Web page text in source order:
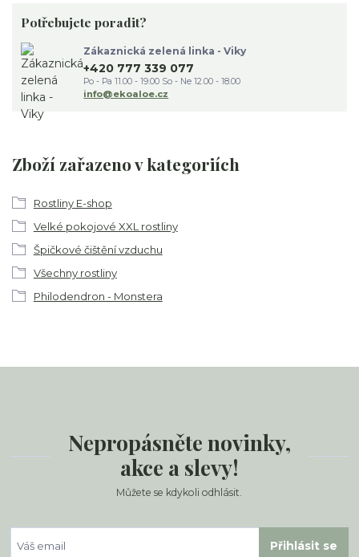
Zboží zařazeno v kategoriích
Rostliny E-shop
Velké pokojové XXL rostliny
Špičkové čištění vzduchu
Všechny rostliny
Philodendron - Monstera
Potřebujete poradit?
Zákaznická zelená linka - Viky
+420 777 339 077
Po - Pa 11.00 - 19.00 So - Ne 12.00 - 18.00
info@ekoaloe.cz
Nepropásněte novinky,
akce a slevy!
Můžete se kdykoli odhlásit.
Přihlásit se